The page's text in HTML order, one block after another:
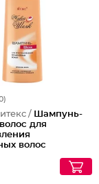
/ Шампунь-
для
волос